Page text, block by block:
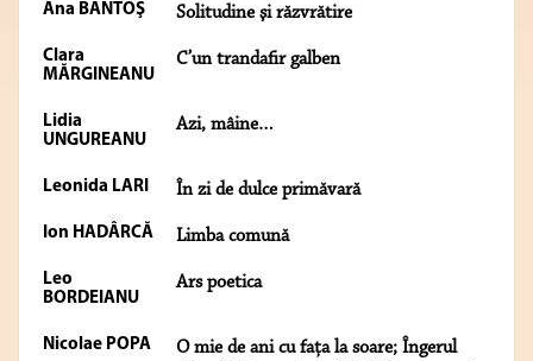
Ana BANTOŞ Solitudine şi răzvrătire
Clara
MĂRGINEANU
C’un trandafir galben
Lidia
UNGUREANU
Azi, mâine…
Leonida LARI În zi de dulce primăvară
Ion HADÂRCĂ Limba comună
Leo
BORDEIANU
Ars poetica
Nicolae POPA
O mie de ani cu faţa la soare; Îngerul